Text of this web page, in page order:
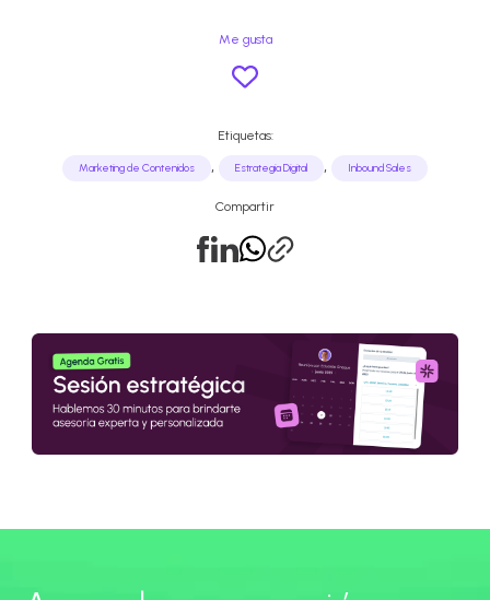
Me gusta
Etiquetas:
Marketing de Contenidos , Estrategia Digital , Inbound Sales
Compartir